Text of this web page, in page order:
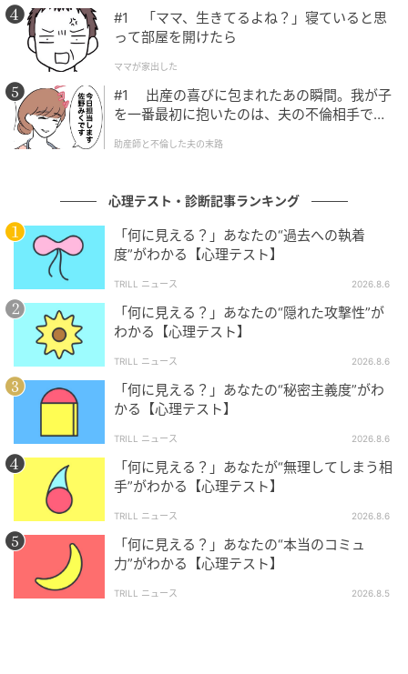
は、食材や火加減を見ながら、全体のバランスを整え
ていくものです。その姿が目に入ったあなたは、人と
人との間にある緊張や気まずさに気づきやすい人では
ないでしょうか。
あなたは、会話に入りにくそうな人に声をかけたり、
場が和むような話題を出したりすることができるでし
げてくれる人」と見られているかもしれません。ただ
し、みんなに配慮しているため、あなた自身が場を楽
しむことができないこともありそうです。
これからは、すべての人を楽しませようとしすぎず、
自分自身もその場を楽しむことを意識してみるとよい
でしょう。相手が不満そうにしていても、無理にケア
しなくて大丈夫です。あなた自身が楽しみ、自然体で
いることが周囲の人たちに安心感を与えているでしょ
4. 「洗濯をする人」を選んだ人は「心地よい
距離を保つ」
洗濯をする人を選んだあなたは、自分にとって心地よ
い距離を保つことが距離感のうまさにつながっている
でしょう。洗濯には、汚れを落とし、風に当てて気持
#1 「ママ、生きてるよね？」寝ていると思
って部屋を開けたら
ママが家出した
#1 出産の喜びに包まれたあの瞬間。我が子
を一番最初に抱いたのは、夫の不倫相手でし
助産師と不倫した夫の末路
心理テスト・診断記事ランキング
「何に見える？」あなたの“過去への執着
度”がわかる【心理テスト】
TRILL ニュース 2026.8.6
「何に見える？」あなたの“隠れた攻撃性”が
わかる【心理テスト】
TRILL ニュース 2026.8.6
「何に見える？」あなたの“秘密主義度”がわ
かる【心理テスト】
TRILL ニュース 2026.8.6
「何に見える？」あなたが“無理してしまう相
手”がわかる【心理テスト】
TRILL ニュース 2026.8.6
「何に見える？」あなたの“本当のコミュ
力”がわかる【心理テスト】
TRILL ニュース 2026.8.5